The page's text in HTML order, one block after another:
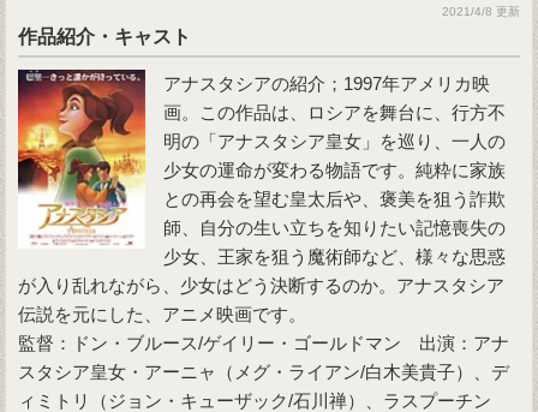
2021/4/8 更新
作品紹介・キャスト
アナスタシアの紹介；1997年アメリカ映
画。この作品は、ロシアを舞台に、行方不
明の「アナスタシア皇女」を巡り、一人の
少女の運命が変わる物語です。純粋に家族
との再会を望む皇太后や、褒美を狙う詐欺
師、自分の生い立ちを知りたい記憶喪失の
少女、王家を狙う魔術師など、様々な思惑
が入り乱れながら、少女はどう決断するのか。アナスタシア
伝説を元にした、アニメ映画です。
監督：ドン・ブルース/ゲイリー・ゴールドマン 出演：アナ
スタシア皇女・アーニャ（メグ・ライアン/白木美貴子）、デ
ィミトリ（ジョン・キューザック/石川禅）、ラスプーチン